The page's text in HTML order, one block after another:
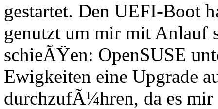
gestartet. Den UEFI-Boot
genutzt um mir mit Anlauf
schieÃŸen: OpenSUSE
Ewigkeiten eine Upgrade
durchzufÃ¼hren, da es mir